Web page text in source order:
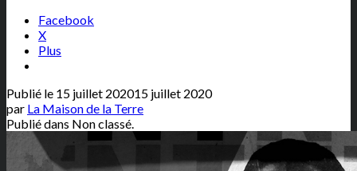
Facebook
X
Plus
Publié le 15 juillet 202015 juillet 2020
par La Maison de la Terre
Publié dans Non classé.